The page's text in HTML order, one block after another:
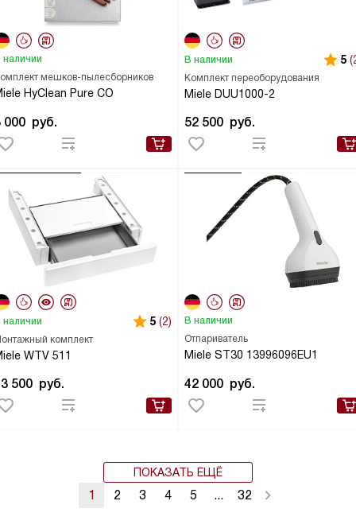
мешков-пылесборников
HyClean Pure CO
наличии
000 руб.
Комплект переоборудования
Miele DUU1000-2
В наличии 5
52 500 руб.
комплект
WTV 511
наличии 5 (2)
500 руб.
Отпариватель
Miele ST30 13996096EU1
В наличии
42 000 руб.
ПОКАЗАТЬ ЕЩЁ
1 2 3 4 5 ... 32